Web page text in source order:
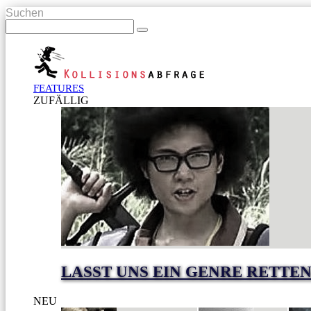
Suchen
FEATURES
ZUFÄLLIG
LASST UNS EIN GENRE
NEU